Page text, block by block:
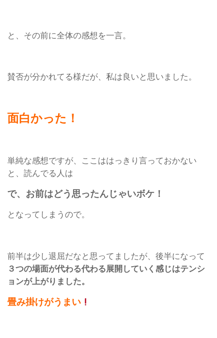
と、その前に全体の感想を一言。
賛否が分かれてる様だが、私は良いと思いました。
面白かった！
単純な感想ですが、ここははっきり言っておかない
と、読んでる人は
で、お前はどう思ったんじゃいボケ！
となってしまうので。
前半は少し退屈だなと思ってましたが、後半になって
３つの場面が代わる代わる展開していく感じはテンシ
ョンが上がりました。
畳み掛けがうまい